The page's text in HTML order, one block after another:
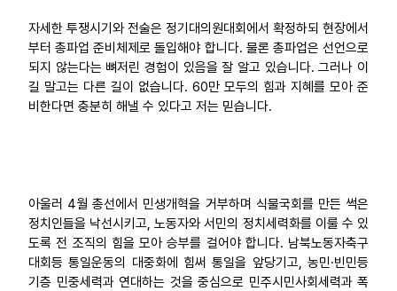
자세한 투쟁시기와 전술은 정기대의원대회에서 확정하되 현장에서
부터 총파업 준비체제로 돌입해야 합니다. 물론 총파업은 선언으로
되지 않는다는 뼈저린 경험이 있음을 잘 알고 있습니다. 그러나 이
길 말고는 다른 길이 없습니다. 60만 모두의 힘과 지혜를 모아 준
비한다면 충분히 해낼 수 있다고 저는 믿습니다.
아울러 4월 총선에서 민생개혁을 거부하며 식물국회를 만든 썩은
정치인들을 낙선시키고, 노동자와 서민의 정치세력화를 이룰 수 있
도록 전 조직의 힘을 모아 승부를 걸어야 합니다. 남북노동자축구
대회등 통일운동의 대중화에 힘써 통일을 앞당기고, 농민·빈민등
기층 민중세력과 연대하는 것을 중심으로 민주시민사회세력과 폭